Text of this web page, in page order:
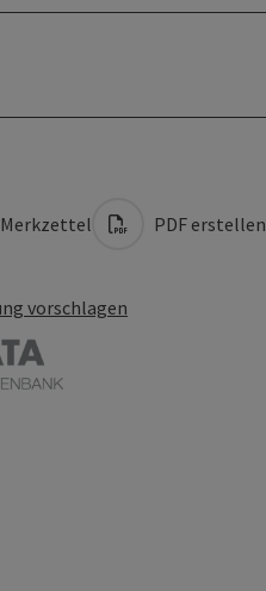
PDF erstellen
vorschlagen